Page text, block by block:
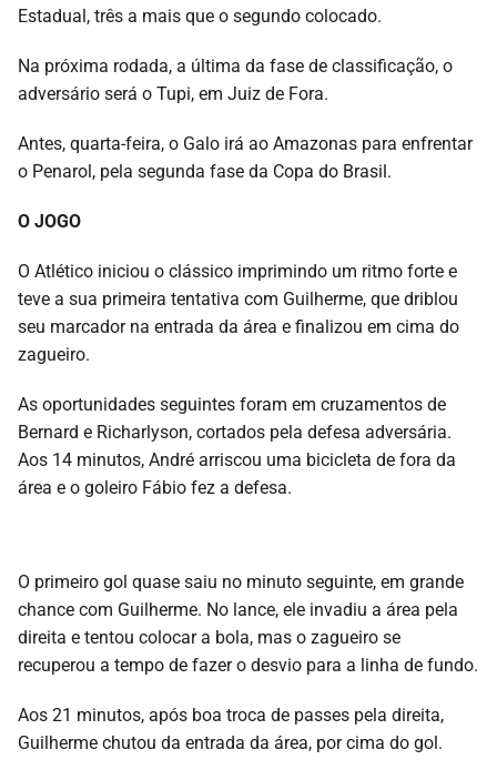
Estadual, três a mais que o segundo colocado.
Na próxima rodada, a última da fase de classificação, o
adversário será o Tupi, em Juiz de Fora.
Antes, quarta-feira, o Galo irá ao Amazonas para enfrentar
o Penarol, pela segunda fase da Copa do Brasil.
O JOGO
O Atlético iniciou o clássico imprimindo um ritmo forte e
teve a sua primeira tentativa com Guilherme, que driblou
seu marcador na entrada da área e finalizou em cima do
zagueiro.
As oportunidades seguintes foram em cruzamentos de
Bernard e Richarlyson, cortados pela defesa adversária.
Aos 14 minutos, André arriscou uma bicicleta de fora da
área e o goleiro Fábio fez a defesa.
O primeiro gol quase saiu no minuto seguinte, em grande
chance com Guilherme. No lance, ele invadiu a área pela
direita e tentou colocar a bola, mas o zagueiro se
recuperou a tempo de fazer o desvio para a linha de fundo.
Aos 21 minutos, após boa troca de passes pela direita,
Guilherme chutou da entrada da área, por cima do gol.